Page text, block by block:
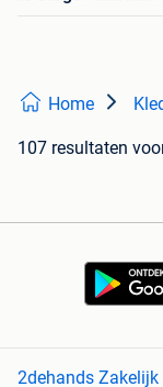
Home
107 resultaten
2dehands Zakelijk